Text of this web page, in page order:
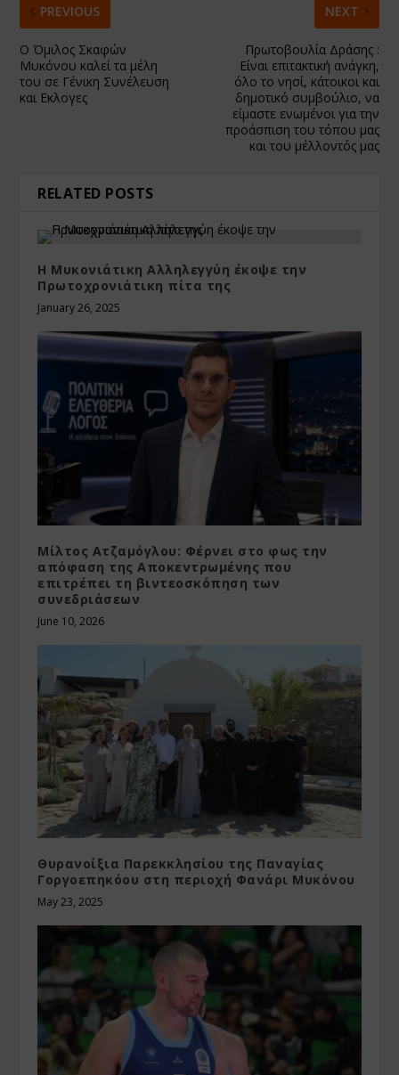
PREVIOUS
Ο Όμιλος Σκαφών
Μυκόνου καλεί τα μέλη
του σε Γένικη Συνέλευση
και Εκλογες
NEXT
Πρωτοβουλία Δράσης :
Είναι επιτακτική ανάγκη,
όλο το νησί, κάτοικοι και
δημοτικό συμβούλιο, να
είμαστε ενωμένοι για την
προάσπιση του τόπου μας
και του μέλλοντός μας
RELATED POSTS
Η Μυκονιάτικη Αλληλεγγύη έκοψε την
Πρωτοχρονιάτικη πίτα της
January 26, 2025
Μίλτος Ατζαμόγλου: Φέρνει στο φως την
απόφαση της Αποκεντρωμένης που
επιτρέπει τη βιντεοσκόπηση των
συνεδριάσεων
June 10, 2026
Θυρανοίξια Παρεκκλησίου της Παναγίας
Γοργοεπηκόου στη περιοχή Φανάρι Μυκόνου
May 23, 2025